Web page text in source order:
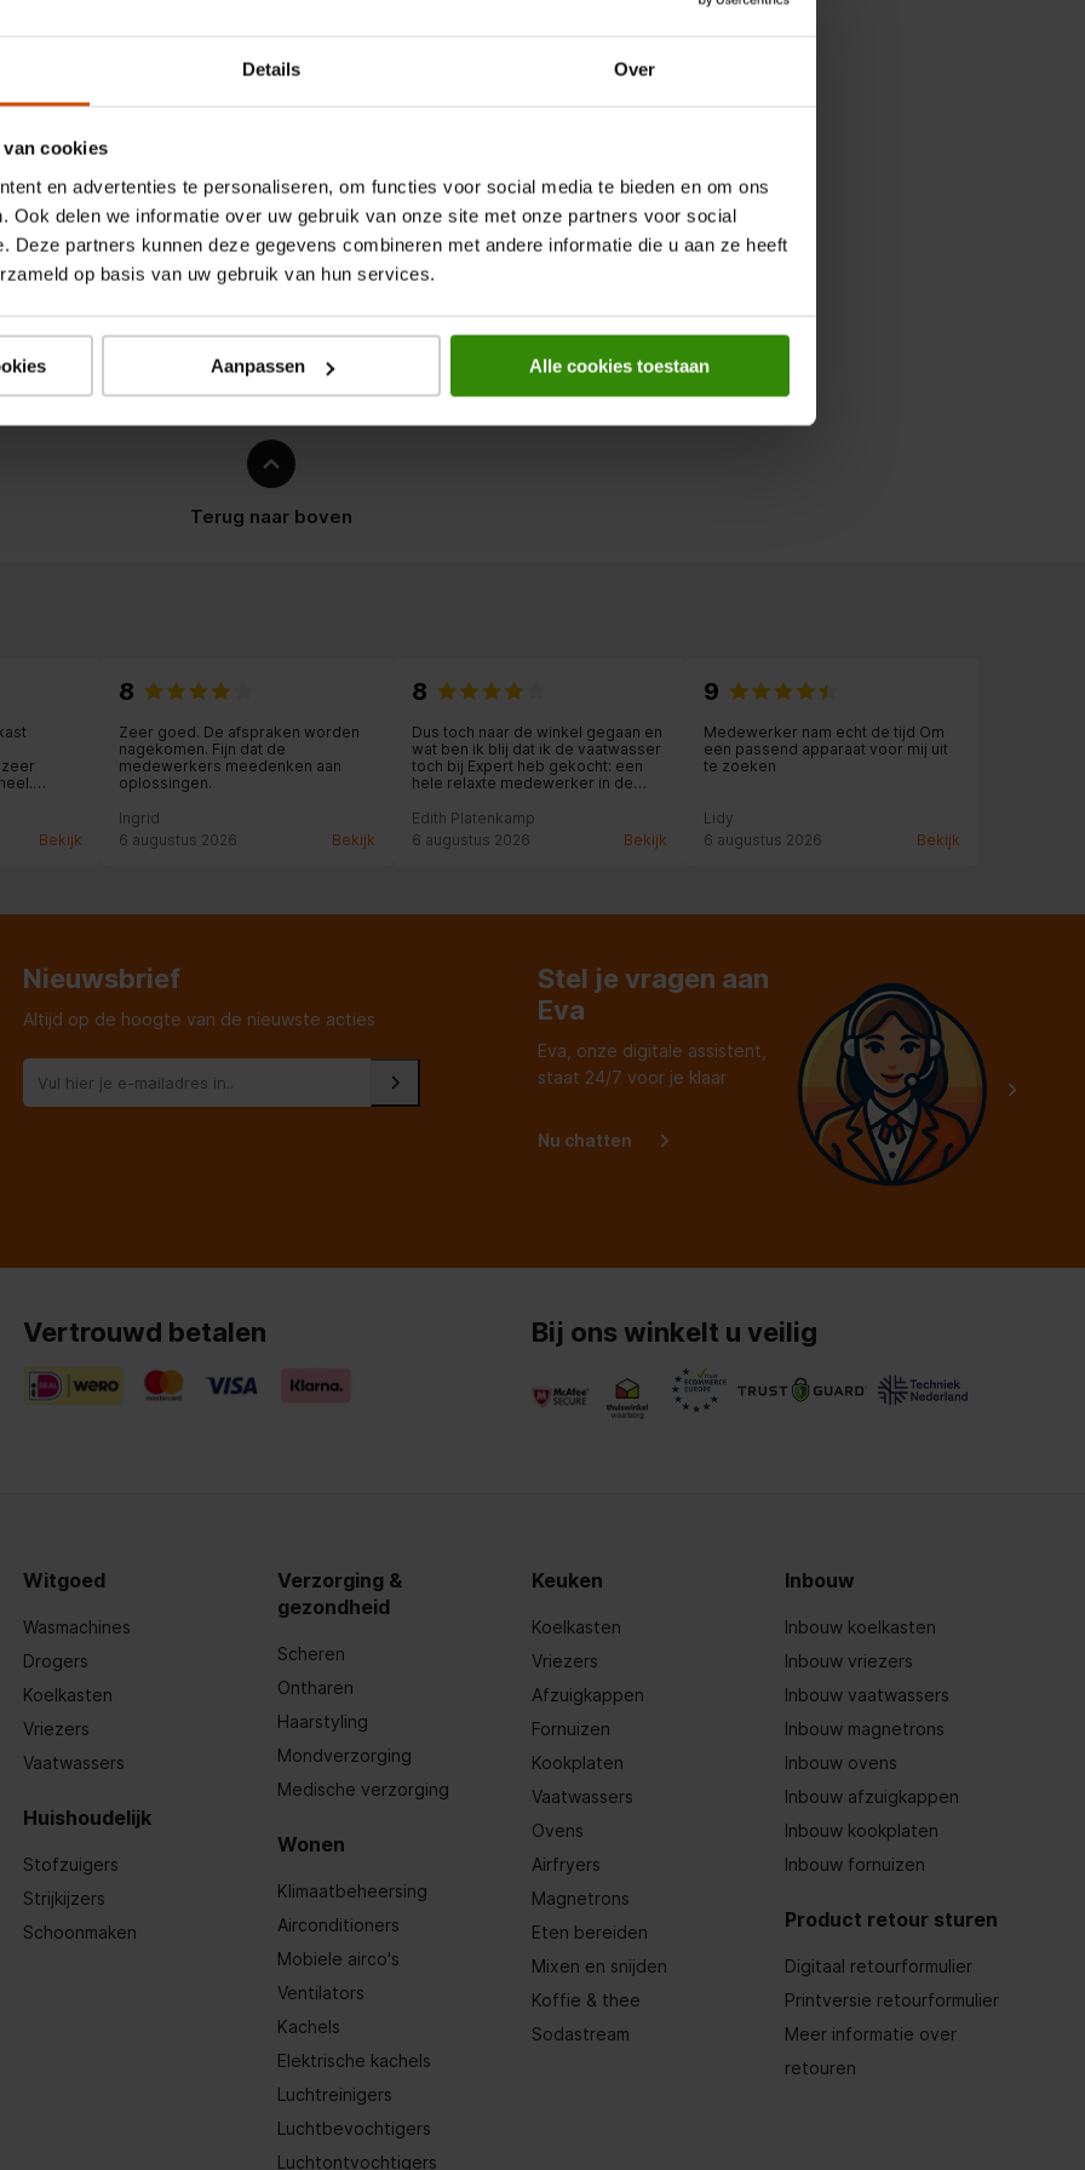
Details Over
cookies
en advertenties te personaliseren, om functies voor social media te bieden en om ons
Ook delen we informatie over uw gebruik van onze site met onze partners voor social
Deze partners kunnen deze gegevens combineren met andere informatie die u aan ze heeft
op basis van uw gebruik van hun services.
Aanpassen Alle cookies toestaan
licht en comfortabel om te
content zonder
doos
Terug naar boven
Bekijk
8
Zeer goed. De afspraken worden
nagekomen. Fijn dat de
medewerkers meedenken aan
oplossingen.
Ingrid
6 augustus 2026
Bekijk
8
Dus toch naar de winkel gegaan en
wat ben ik blij dat ik de vaatwasser
toch bij Expert heb gekocht: een
hele relaxte medewerker in de
met me meedacht. Ook de levering
was fantastisch: zelfs een
kastdeurtje in de keuken werd nog
Edith Platenkamp
6 augustus 2026
Bekijk
9
Medewerker nam echt de tijd Om
een passend apparaat voor mij uit
te zoeken
Lidy
6 augustus 2026
Bekijk
Nieuwsbrief
Altijd op de hoogte van de nieuwste acties
Stel je vragen aan
Eva
Eva, onze digitale assistent,
staat 24/7 voor je klaar
Nu chatten
Vertrouwd betalen Bij ons winkelt u veilig
Witgoed
Wasmachines
Drogers
Koelkasten
Vriezers
Vaatwassers
Huishoudelijk
Stofzuigers
Strijkijzers
Schoonmaken
Verzorging &
gezondheid
Scheren
Ontharen
Haarstyling
Mondverzorging
Medische verzorging
Wonen
Klimaatbeheersing
Airconditioners
Mobiele airco's
Ventilators
Kachels
Elektrische kachels
Luchtreinigers
Luchtbevochtigers
Luchtontvochtigers
Keuken
Koelkasten
Vriezers
Afzuigkappen
Fornuizen
Kookplaten
Vaatwassers
Ovens
Airfryers
Magnetrons
Eten bereiden
Mixen en snijden
Koffie & thee
Sodastream
Inbouw
Inbouw koelkasten
Inbouw vriezers
Inbouw vaatwassers
Inbouw magnetrons
Inbouw ovens
Inbouw afzuigkappen
Inbouw kookplaten
Inbouw fornuizen
Product retour sturen
Digitaal retourformulier
Printversie retourformulier
Meer informatie over
retouren